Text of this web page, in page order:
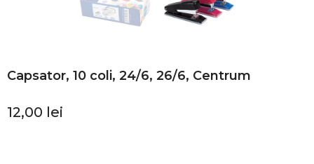
Capsator, 10 coli, 24/6, 26/6, Centrum
12,00 lei